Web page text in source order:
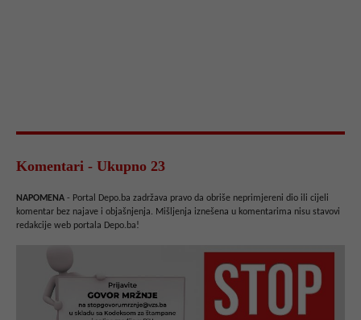
Komentari - Ukupno 23
NAPOMENA - Portal Depo.ba zadržava pravo da obriše neprimjereni dio ili cijeli
komentar bez najave i objašnjenja. Mišljenja iznešena u komentarima nisu stavovi
redakcije web portala Depo.ba!